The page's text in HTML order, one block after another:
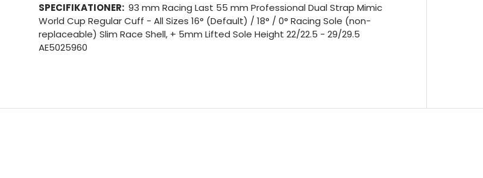
SPECIFIKATIONER: 93 mm Racing Last 55 mm Professional Dual Strap Mimic
World Cup Regular Cuff - All Sizes 16° (Default) / 18° / 0° Racing Sole (non-
replaceable) Slim Race Shell, + 5mm Lifted Sole Height 22/22.5 - 29/29.5
AE5025960